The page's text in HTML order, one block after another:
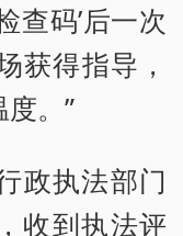
查码’后一次
获得指导，
。”
政执法部门
收到执法评